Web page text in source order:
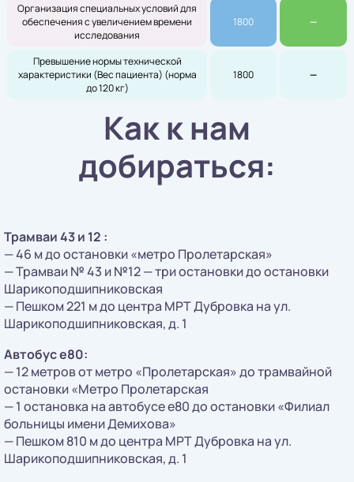
Организация специальных условий для
обеспечения с увеличением времени
исследования
1800 —
Превышение нормы технической
характеристики (Вес пациента) (норма
до 120 кг)
1800 —
Как к нам
добираться:
Трамваи 43 и 12 :
— 46 м до остановки «метро Пролетарская»
— Трамваи № 43 и №12 — три остановки до остановки
Шарикоподшипниковская
— Пешком 221 м до центра МРТ Дубровка на ул.
Шарикоподшипниковская, д. 1
Автобус е80:
— 12 метров от метро «Пролетарская» до трамвайной
остановки «Метро Пролетарская
— 1 остановка на автобусе е80 до остановки «Филиал
больницы имени Демихова»
— Пешком 810 м до центра МРТ Дубровка на ул.
Шарикоподшипниковская, д. 1